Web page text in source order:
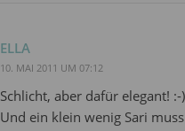
ELLA
10. MAI 2011 UM 07:12
Schlicht, aber dafür elegant! :-)
Und ein klein wenig Sari